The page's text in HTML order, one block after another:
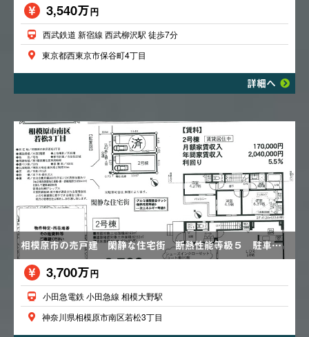
3,540万円
西武鉄道 新宿線 西武柳沢駅 徒歩7分
東京都西東京市保谷町4丁目
詳細へ
相模原市の売戸建 閑静な住宅街 断熱性能等級５ 駐車場車種により可能
3,700万円
小田急電鉄 小田急線 相模大野駅
神奈川県相模原市南区若松3丁目